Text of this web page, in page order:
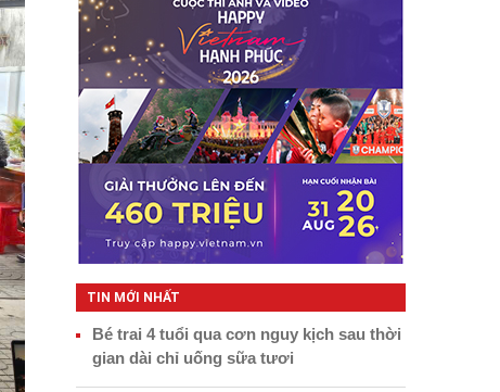
TIN MỚI NHẤT
Bé trai 4 tuổi qua cơn nguy kịch sau thời
gian dài chỉ uống sữa tươi